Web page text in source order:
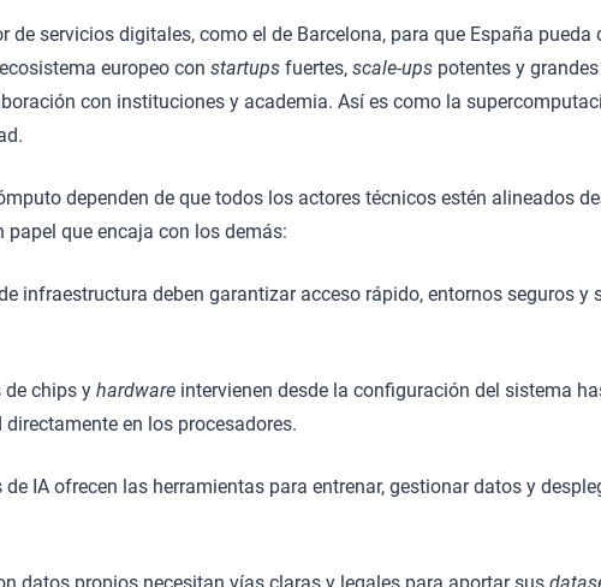
de servicios digitales, como el de Barcelona, para que España pueda
europeo con startups fuertes, scale-ups potentes y grandes
con instituciones y academia. Así es como la
dependen de que todos los actores técnicos estén alineados
papel que encaja con los demás:
infraestructura deben garantizar acceso rápido, entornos seguros y
de chips y hardware intervienen desde la configuración del sistema
en los procesadores.
IA ofrecen las herramientas para entrenar, gestionar datos y